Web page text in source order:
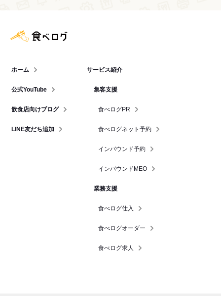
ホーム
公式YouTube
飲食店向けブログ
LINE友だち追加
サービス紹介
集客支援
食べログPR
食べログネット予約
インバウンド予約
インバウンドMEO
業務支援
食べログ仕入
食べログオーダー
食べログ求人